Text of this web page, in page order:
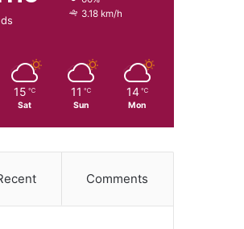
3.18 km/h
15 ℃
Sat
11 ℃
Sun
14 ℃
Mon
Comments